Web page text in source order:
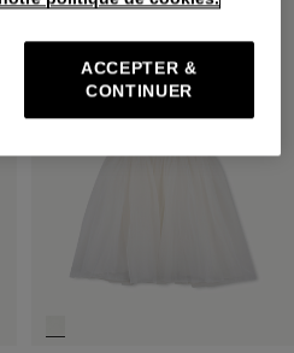
PRIX DOUX
ACCEPTER &
CONTINUER